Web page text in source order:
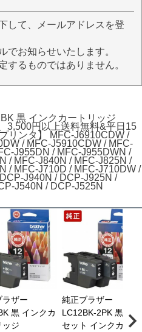
して、メールアドレスを登
でお知らせいたします。
するものではありません。
黒 インクカートリッジ
3,500円以上送料無料&平日15
リンタ】 MFC-J6910CDW /
/ MFC-J5910CDW / MFC-
J955DN / MFC-J955DWN /
/ MFC-J840N / MFC-J825N /
/ MFC-J710D / MFC-J710DW /
J940N / DCP-J925N /
J540N / DCP-J525N
ラザー
黒 インクカ
ッジ
純正ブラザー
LC12BK-2PK 黒 2本
セット インクカート